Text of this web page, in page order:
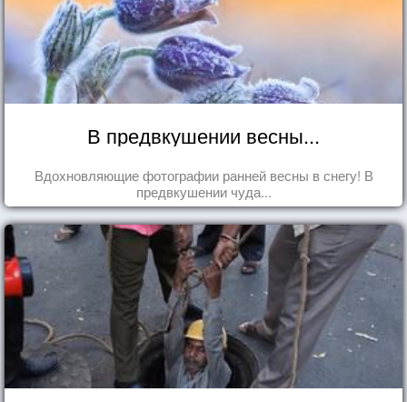
В предвкушении весны...
Вдохновляющие фотографии ранней весны в снегу! В
предвкушении чуда...